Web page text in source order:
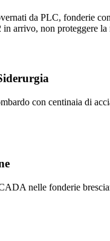
da PLC, fonderie
arrivo, non proteggere
con centinaia di
nelle fonderie